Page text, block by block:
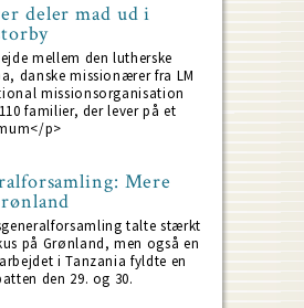
deler mad ud i
mellem den lutherske
danske missionærer fra LM
missionsorganisation
familier, der lever på et
p>
Mere
talte stærkt
på Grønland, men også en
i Tanzania fyldte en
den 29. og 30.